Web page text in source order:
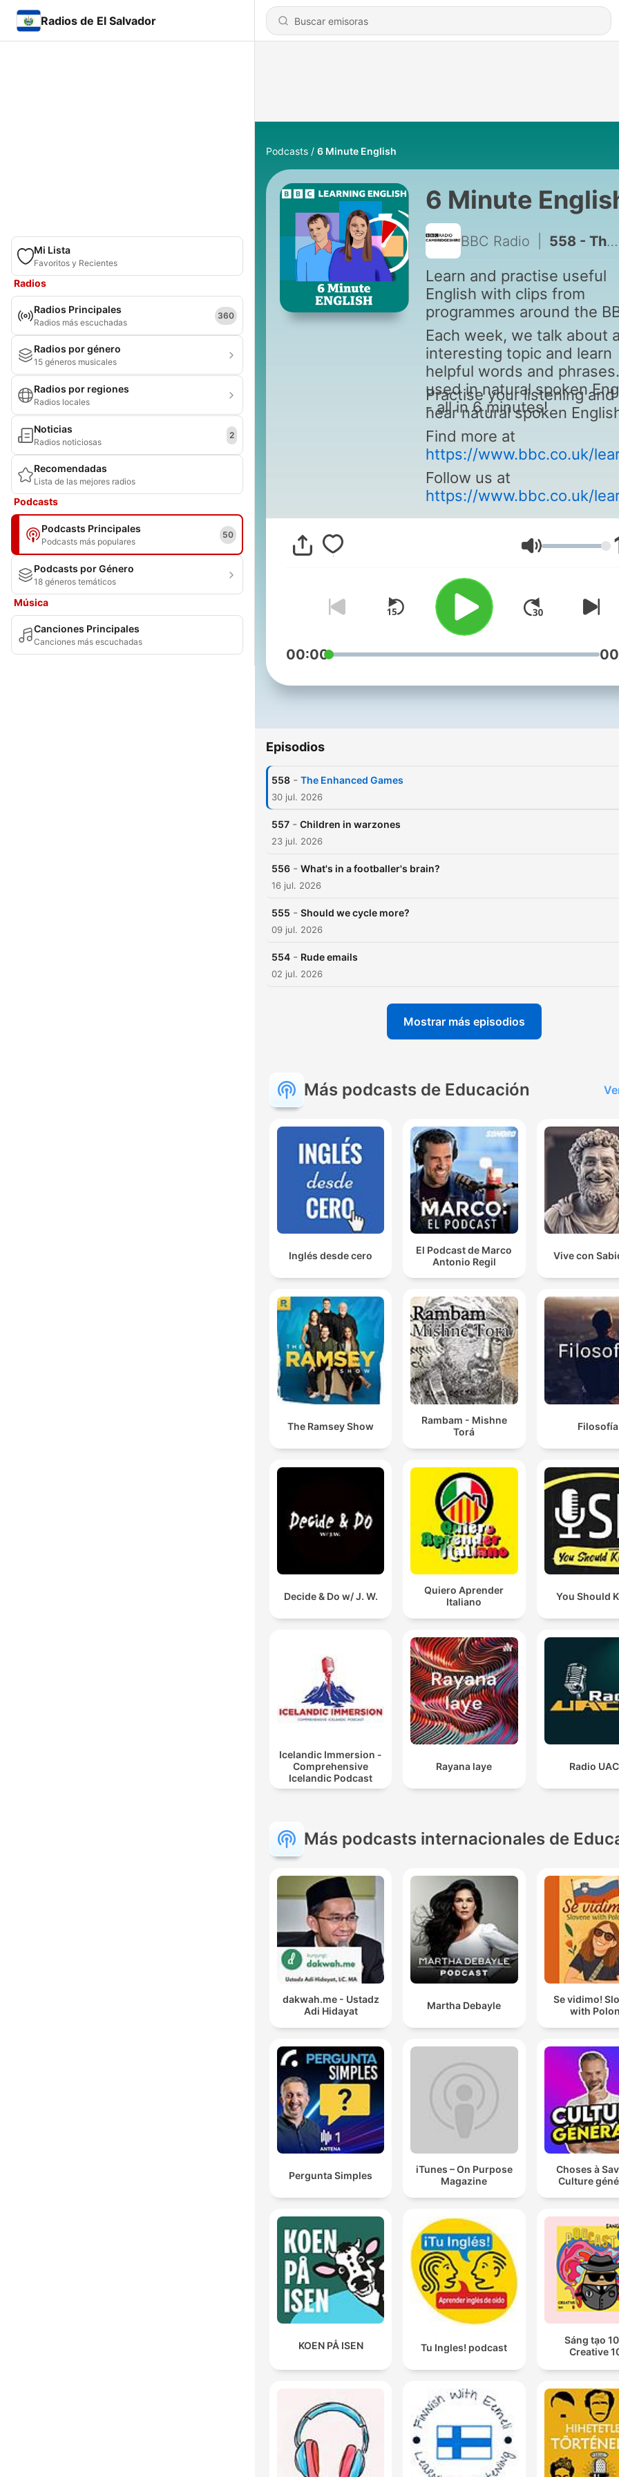
Radios de El Salvador
Mi Lista
Favoritos y Recientes
Radios
Radios Principales
Radios más escuchadas
360
Radios por género
15 géneros musicales
Radios por regiones
Radios locales
Noticias
Radios noticiosas
2
Recomendadas
Lista de las mejores radios
Podcasts
Podcasts Principales
Podcasts más populares
50
Podcasts por Género
18 géneros temáticos
Música
Canciones Principales
Canciones más escuchadas
Podcasts 6 Minute English
6 Minute
BBC Radio 558 - The Enhanced Games
Learn and practise useful
English with clips from
programmes around the
Each week, we talk about
interesting topic and learn
helpful words and phrases
used in natural spoken
- all in 6 minutes!
Practise your listening and
hear natural spoken
Find more at
https://www.bbc.co.uk/
Follow us at
https://www.bbc.co.uk/
Volumen
00:00
Episodios
558 - The Enhanced Games
30 jul. 2026
557 - Children in warzones
23 jul. 2026
556 - What's in a footballer's brain?
16 jul. 2026
555 - Should we cycle more?
09 jul. 2026
554 - Rude emails
02 jul. 2026
Mostrar más episodios
Más podcasts de Educación
Inglés desde cero
El Podcast de Marco
Antonio Regil
Vive con
The Ramsey Show
Rambam - Mishne
Torá
Filosofía
Decide & Do w/ J. W.
Quiero Aprender
Italiano
You Should
Icelandic Immersion -
Comprehensive
Icelandic Podcast
Rayana laye Radio
Más podcasts internacionales de
dakwah.me - Ustadz
Adi Hidayat
Martha Debayle
Se vidimo!
with
Pergunta Simples
iTunes – On Purpose
Magazine
Choses à
Culture
KOEN PÅ ISEN Tu Ingles! podcast
Sáng tạo
Creative